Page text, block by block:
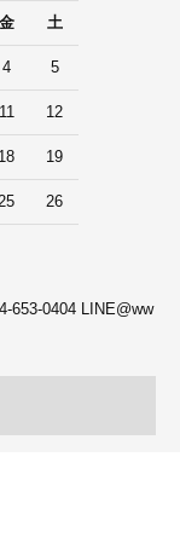
金 土
4 5
11 12
18 19
26
653-0404 LINE@ww